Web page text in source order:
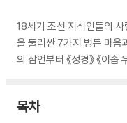
18세기 조선 지식인들의 사
을 둘러싼 7가지 병든 마음
의 잠언부터 《성경》 《이
목차